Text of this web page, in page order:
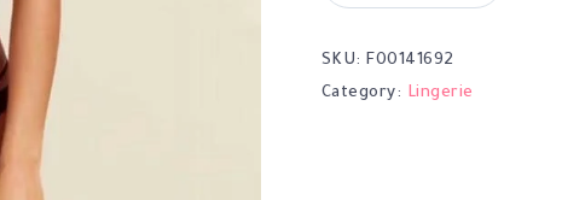
SKU:F00141692
Category: Lingerie